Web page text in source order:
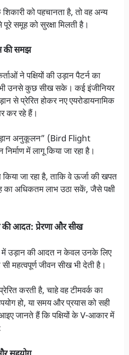
को पहचानता है, तो वह अन्य
समूह को सुरक्षा मिलती है।
की समझ
ने पक्षियों की उड़ान पैटर्न का
भी उनसे कुछ सीख सके। कई इंजीनियर
से प्रेरित होकर नए एयरोडायनामिक
कर रहे हैं।
अनुकूलन” (Bird Flight
में लागू किया जा रहा है।
किया जा रहा है, ताकि वे ऊर्जा की खपत
अधिकतम लाभ उठा सकें, जैसे पक्षी
की आदत: प्रेरणा और सीख
में उड़ान की आदत न केवल उनके लिए
महत्वपूर्ण जीवन सीख भी देती है।
करती है, चाहे वह टीमवर्क का
हो, या समय और प्रयास को सही
जानते हैं कि पक्षियों के V-आकार में